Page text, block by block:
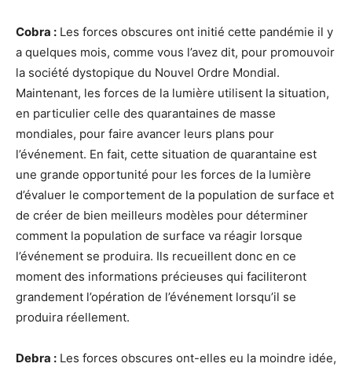
Cobra : Les forces obscures ont initié cette pandémie il y
a quelques mois, comme vous l’avez dit, pour promouvoir
la société dystopique du Nouvel Ordre Mondial.
Maintenant, les forces de la lumière utilisent la situation,
en particulier celle des quarantaines de masse
mondiales, pour faire avancer leurs plans pour
l’événement. En fait, cette situation de quarantaine est
une grande opportunité pour les forces de la lumière
d’évaluer le comportement de la population de surface et
de créer de bien meilleurs modèles pour déterminer
comment la population de surface va réagir lorsque
l’événement se produira. Ils recueillent donc en ce
moment des informations précieuses qui faciliteront
grandement l’opération de l’événement lorsqu’il se
produira réellement.
Debra : Les forces obscures ont-elles eu la moindre idée,